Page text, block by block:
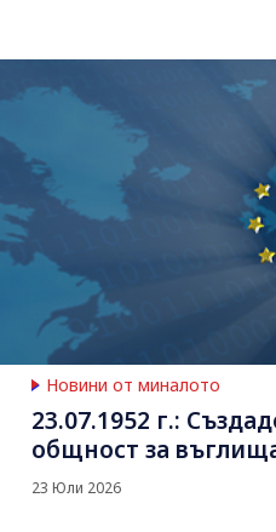
Новини от миналото
23.07.1952 г.:
общност за
23 Юли 2026